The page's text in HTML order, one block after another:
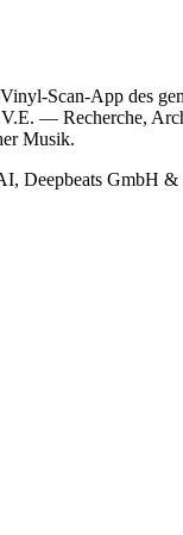
Scan-App des
— Recherche,
Musik.
Deepbeats GmbH